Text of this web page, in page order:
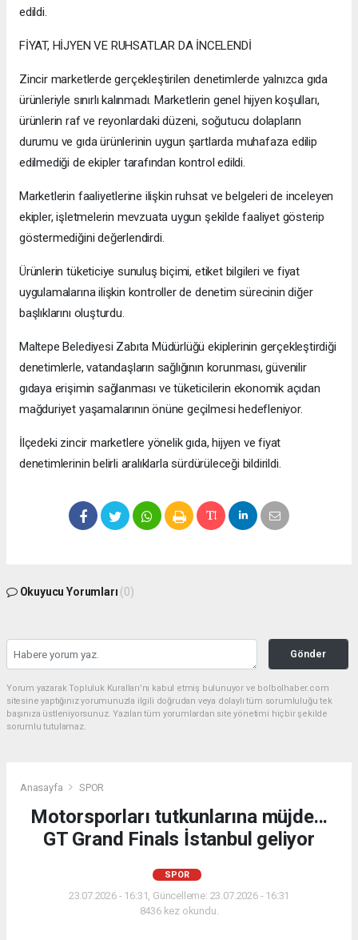
edildi.
FİYAT, HİJYEN VE RUHSATLAR DA İNCELENDİ
Zincir marketlerde gerçekleştirilen denetimlerde yalnızca gıda
ürünleriyle sınırlı kalınmadı. Marketlerin genel hijyen koşulları,
ürünlerin raf ve reyonlardaki düzeni, soğutucu dolapların
durumu ve gıda ürünlerinin uygun şartlarda muhafaza edilip
edilmediği de ekipler tarafından kontrol edildi.
Marketlerin faaliyetlerine ilişkin ruhsat ve belgeleri de inceleyen
ekipler, işletmelerin mevzuata uygun şekilde faaliyet gösterip
göstermediğini değerlendirdi.
Ürünlerin tüketiciye sunuluş biçimi, etiket bilgileri ve fiyat
uygulamalarına ilişkin kontroller de denetim sürecinin diğer
başlıklarını oluşturdu.
Maltepe Belediyesi Zabıta Müdürlüğü ekiplerinin gerçekleştirdiği
denetimlerle, vatandaşların sağlığının korunması, güvenilir
gıdaya erişimin sağlanması ve tüketicilerin ekonomik açıdan
mağduriyet yaşamalarının önüne geçilmesi hedefleniyor.
İlçedeki zincir marketlere yönelik gıda, hijyen ve fiyat
denetimlerinin belirli aralıklarla sürdürüleceği bildirildi.
Okuyucu Yorumları (0)
Gönder
Yorum yazarak Topluluk Kuralları’nı kabul etmiş bulunuyor ve bolbolhaber.com
sitesine yaptığınız yorumunuzla ilgili doğrudan veya dolaylı tüm sorumluluğu tek
başınıza üstleniyorsunuz. Yazılan tüm yorumlardan site yönetimi hiçbir şekilde
sorumlu tutulamaz.
Anasayfa SPOR
Motorsporları tutkunlarına müjde...
GT Grand Finals İstanbul geliyor
SPOR
23.07.2026 - 16:31, Güncelleme: 23.07.2026 - 16:31
8436 kez okundu.